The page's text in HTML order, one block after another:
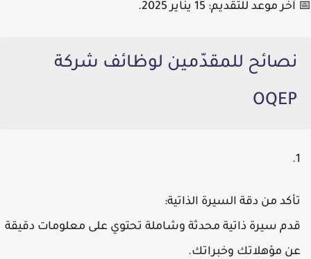
📅 آخر موعد للتقديم:
نصائح للمقدّمين لوظائف شركة
OQEP
تأكد من دقة السيرة الذاتية:
قدم سيرة ذاتية محدثة وشاملة تحتوي على معلومات دقيقة
عن مؤهلاتك وخبراتك.